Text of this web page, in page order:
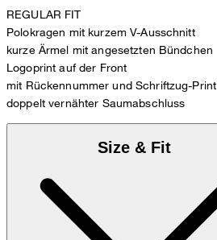
REGULAR FIT
Polokragen mit kurzem V-Ausschnitt
kurze Ärmel mit angesetzten Bündchen
Logoprint auf der Front
mit Rückennummer und Schriftzug-Print
doppelt vernähter Saumabschluss
Size & Fit